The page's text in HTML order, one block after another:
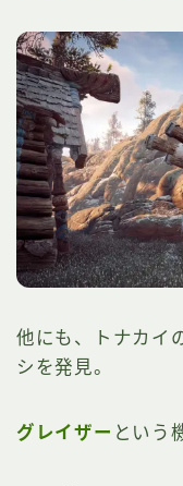
他にも、トナカイ
シを発見。
グレイザー という